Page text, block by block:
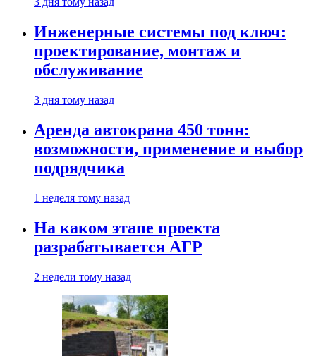
Инженерные системы под ключ:
проектирование, монтаж и
обслуживание
3 дня тому назад
Аренда автокрана 450 тонн:
возможности, применение и выбор
подрядчика
1 неделя тому назад
На каком этапе проекта
разрабатывается АГР
2 недели тому назад